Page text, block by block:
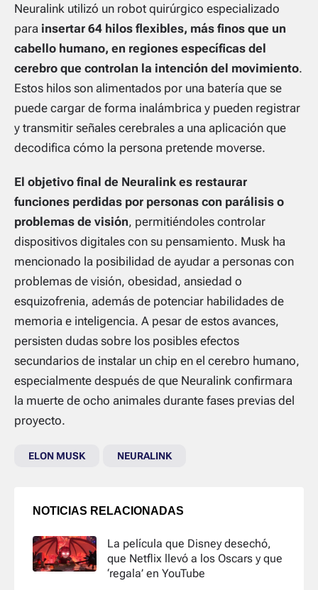
Neuralink utilizó un robot quirúrgico especializado
para insertar 64 hilos flexibles, más finos que un
cabello humano, en regiones específicas del
cerebro que controlan la intención del movimiento.
Estos hilos son alimentados por una batería que se
puede cargar de forma inalámbrica y pueden registrar
y transmitir señales cerebrales a una aplicación que
decodifica cómo la persona pretende moverse.
El objetivo final de Neuralink es restaurar
funciones perdidas por personas con parálisis o
problemas de visión, permitiéndoles controlar
dispositivos digitales con su pensamiento. Musk ha
mencionado la posibilidad de ayudar a personas con
problemas de visión, obesidad, ansiedad o
esquizofrenia, además de potenciar habilidades de
memoria e inteligencia. A pesar de estos avances,
persisten dudas sobre los posibles efectos
secundarios de instalar un chip en el cerebro humano,
especialmente después de que Neuralink confirmara
la muerte de ocho animales durante fases previas del
proyecto.
ELON MUSK NEURALINK
NOTICIAS RELACIONADAS
La película que Disney desechó,
que Netflix llevó a los Oscars y que
‘regala’ en YouTube